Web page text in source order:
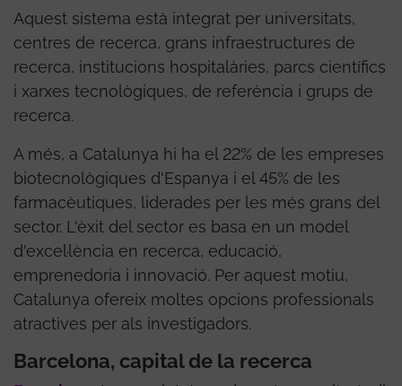
Aquest sistema està integrat per universitats,
centres de recerca, grans infraestructures de
recerca, institucions hospitalàries, parcs científics
i xarxes tecnològiques, de referència i grups de
recerca.
A més, a Catalunya hi ha el 22% de les empreses
biotecnològiques d'Espanya i el 45% de les
farmacèutiques, liderades per les més grans del
sector. L'èxit del sector es basa en un model
d'excel·lència en recerca, educació,
emprenedoria i innovació. Per aquest motiu,
Catalunya ofereix moltes opcions professionals
atractives per als investigadors.
Barcelona, capital de la recerca